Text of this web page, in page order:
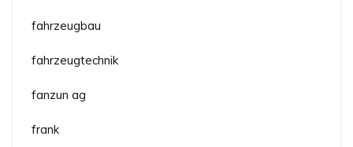
fahrzeugbau
fahrzeugtechnik
fanzun ag
frank